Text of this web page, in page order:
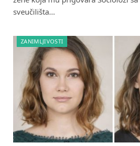
sveučilišta…
ZANIMLJIVOSTI